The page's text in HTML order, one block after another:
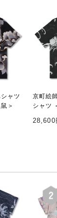
ャツ
＞
京町絵
シャツ
28,600